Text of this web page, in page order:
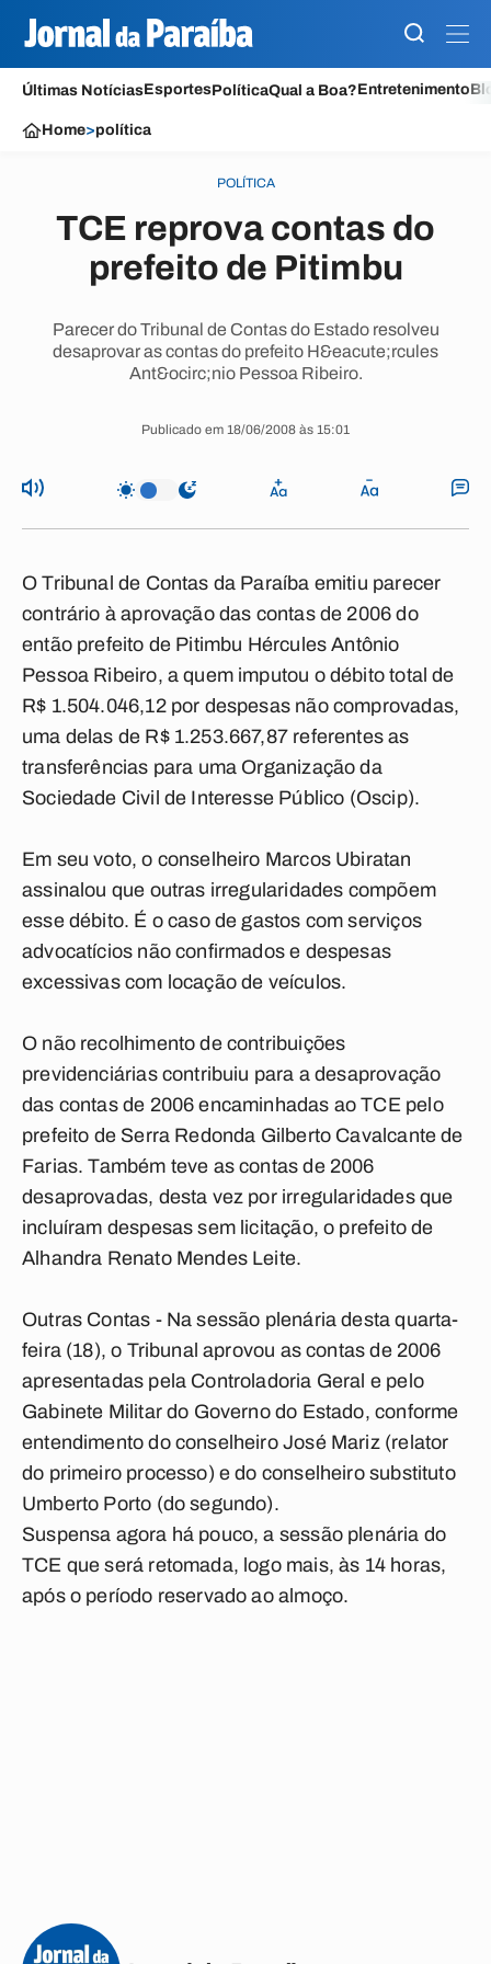
Últimas NotíciasEsportesPolíticaQual a Boa?Entretenimento
Home>política
POLÍTICA
TCE reprova contas do
prefeito de Pitimbu
Parecer do Tribunal de Contas do Estado resolveu
desaprovar as contas do prefeito H&eacute;rcules
Ant&ocirc;nio Pessoa Ribeiro.
Publicado em 18/06/2008 às 15:01
O Tribunal de Contas da Paraíba emitiu parecer
contrário à aprovação das contas de 2006 do
então prefeito de Pitimbu Hércules Antônio
Pessoa Ribeiro, a quem imputou o débito total de
R$ 1.504.046,12 por despesas não comprovadas,
uma delas de R$ 1.253.667,87 referentes as
transferências para uma Organização da
Sociedade Civil de Interesse Público (Oscip).
Em seu voto, o conselheiro Marcos Ubiratan
assinalou que outras irregularidades compõem
esse débito. É o caso de gastos com serviços
advocatícios não confirmados e despesas
excessivas com locação de veículos.
O não recolhimento de contribuições
previdenciárias contribuiu para a desaprovação
das contas de 2006 encaminhadas ao TCE pelo
prefeito de Serra Redonda Gilberto Cavalcante de
Farias. Também teve as contas de 2006
desaprovadas, desta vez por irregularidades que
incluíram despesas sem licitação, o prefeito de
Alhandra Renato Mendes Leite.
Outras Contas -Na sessão plenária desta quarta-
feira (18), o Tribunal aprovou as contas de 2006
apresentadas pela Controladoria Geral e pelo
Gabinete Militar do Governo do Estado, conforme
entendimento do conselheiro José Mariz (relator
do primeiro processo) e do conselheiro substituto
Umberto Porto (do segundo).
Suspensa agora há pouco, a sessão plenária do
TCE que será retomada, logo mais, às 14 horas,
após o período reservado ao almoço.